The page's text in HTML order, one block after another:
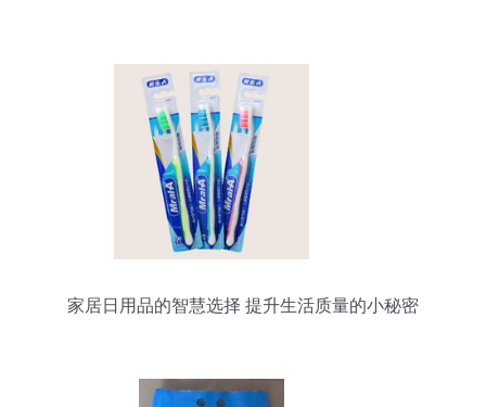
家居日用品的智慧选择 提升生活质量的小秘密